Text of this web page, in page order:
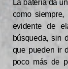
La batería da
como
evidente de
búsqueda, sin
que pueden ir
poco más de